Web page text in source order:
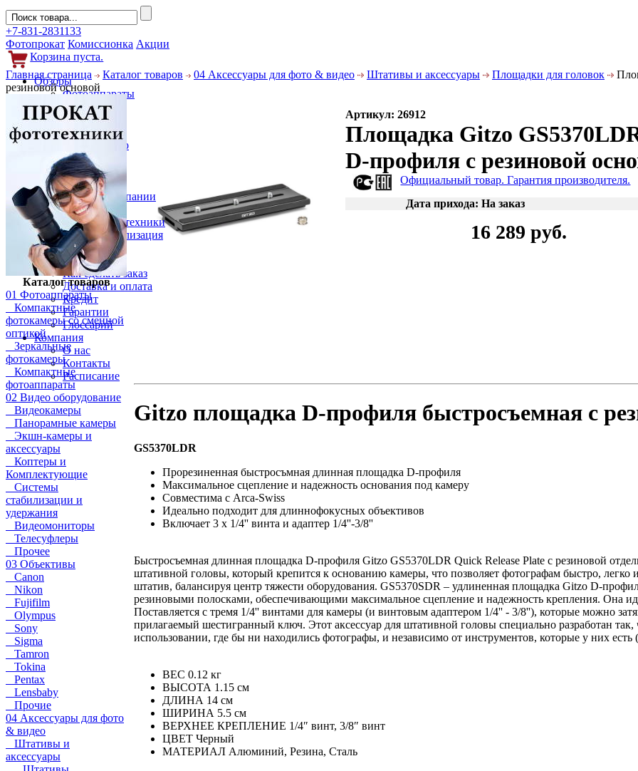
+7-831-2831133
Фотопрокат Комиссионка Акции
Корзина пуста.
Обзоры
Фотоаппараты
Объективы
Фильтры
Новости
Фото и видео
Гаджеты
Аксессуары
Слухи
Новости компании
Услуги
Прокат фототехники
Выкуп и реализация
Покупателям
Акции
Как сделать заказ
Доставка и оплата
Кредит
Гарантии
Глоссарий
Компания
О нас
Контакты
Расписание
Главная страница Каталог товаров 04 Аксессуары для фото & видео Штативы и аксессуары Площадки для головок
резиновой основой
Каталог товаров
01 Фотоаппараты
Компактные
фотокамеры со сменной
оптикой
Зеркальные
фотокамеры
Компактные
фотоаппараты
02 Видео оборудование
Видеокамеры
Панорамные камеры
Экшн-камеры и
аксессуары
Коптеры и
Комплектующие
Системы
стабилизации и
удержания
Видеомониторы
Телесуфлеры
Прочее
03 Объективы
Canon
Nikon
Fujifilm
Olympus
Sony
Sigma
Tamron
Tokina
Pentax
Lensbaby
Прочие
04 Аксессуары для фото
& видео
Штативы и
аксессуары
Артикул: 26912
Площадка Gitzo
D-профиля с резиновой
Официальный товар. Гарантия производителя.
Дата прихода: На заказ
16 289 руб.
Gitzo площадка D-профиля быстросъемная с
GS5370LDR
Прорезиненная быстросъмная длинная площадка D-профиля
Максимальное сцепление и надежность основания под камеру
Совместима с Arca-Swiss
Идеально подходит для длиннофокусных объективов
Включает 3 x 1/4'' винта и адаптер 1/4''-3/8''
Быстросъемная длинная площадка D-профиля Gitzo GS5370LDR Quick Release Plate с резиновой
штативной головы, который крепится к основанию камеры, что позволяет фотографам быстро, легко
штатив, балансируя центр тяжести оборудования. GS5370SDR – удлиненная площадка Gitzo D-
резиновыми полосками, обеспечивающими максимальное сцепление и надежность крепления. Она
Поставляется с тремя 1/4'' винтами для камеры (и винтовым адаптером 1/4'' - 3/8''), которые можно
прилагаемый шестигранный ключ. Этот аксессуар для штативной головы специально разработан
использовании, где бы ни находились фотографы, и независимо от инструментов, которые у них есть
ВЕС 0.12 кг
ВЫСОТА 1.15 см
ДЛИНА 14 см
ШИРИНА 5.5 см
ВЕРХНЕЕ КРЕПЛЕНИЕ 1/4″ винт, 3/8″ винт
ЦВЕТ Черный
МАТЕРИАЛ Алюминий, Резина, Сталь